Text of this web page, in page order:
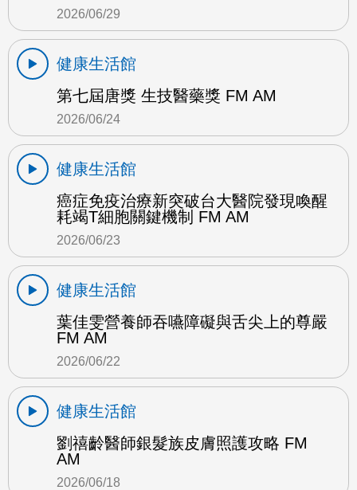
2026/06/29
健康生活館
第七屆唐獎 生技醫藥獎 FM AM
2026/06/24
健康生活館
癌症免疫治療新突破台大醫院發現喚醒
耗竭T細胞關鍵機制 FM AM
2026/06/23
健康生活館
葉佳雯營養師吞嚥障礙與舌尖上的尊嚴
FM AM
2026/06/22
健康生活館
劉禧齡醫師銀髮族皮膚照護攻略 FM
AM
2026/06/18